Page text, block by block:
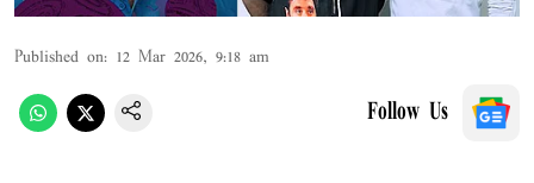
Published on: 12 Mar 2026, 9:18 am
Follow Us